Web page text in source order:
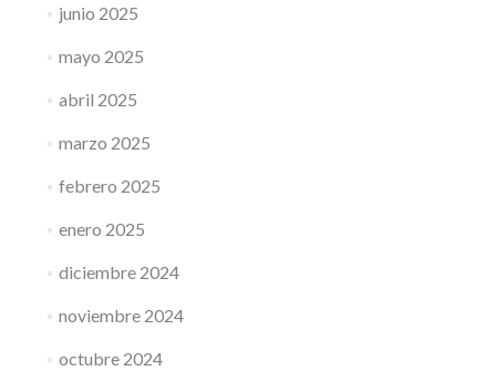
junio 2025
mayo 2025
abril 2025
marzo 2025
febrero 2025
enero 2025
diciembre 2024
noviembre 2024
octubre 2024